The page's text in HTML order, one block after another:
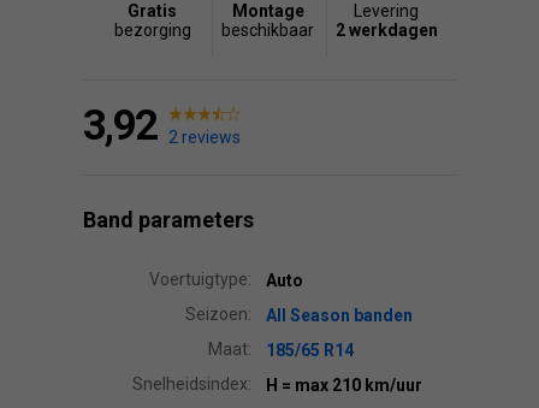
Gratis
bezorging
Montage
beschikbaar
Levering
2 werkdagen
3,92 2 reviews
Band parameters
Voertuigtype:
Auto
Seizoen:
All Season banden
Maat:
185/65 R14
Snelheidsindex:
H = max 210 km/uur